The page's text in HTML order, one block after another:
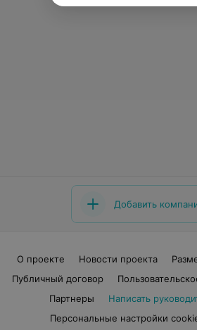
Добавить
О проекте Новости проекта
Публичный договор
Партнеры
Написать
Персональные настройки